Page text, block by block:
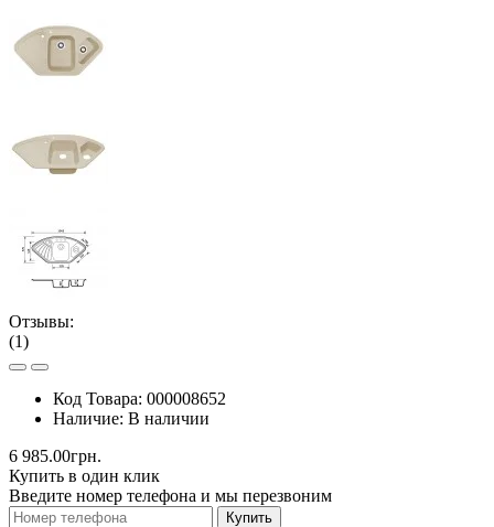
Отзывы:
(1)
Код Товара: 000008652
Наличие: В наличии
6 985.00грн.
Купить в один клик
Введите номер телефона и мы перезвоним
Купить